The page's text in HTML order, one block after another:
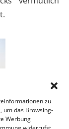
zu
um das Browsing-
Werbung